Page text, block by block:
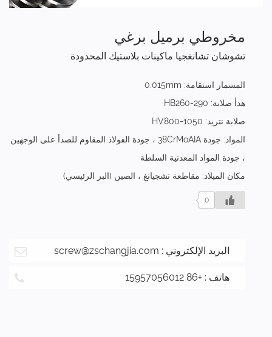
مخروطي برميل برغي
تشوشان تشانغجيا ماكينات بلاستيك المحدودة
المسمار استقامة: 0.015mm
هدأ صلابة: HB260-290
صلابة نتريد: HV800-1050
المواد: جودة 38CrMoAIA ، جودة الفولاذ المقاوم للصدأ على الوجهين
، جودة المواد المعدنية السلطة
مكان الميلاد: مقاطعة تشجيانغ ، الصين (البر الرئيسي)
0
البريد الإلكتروني : screw@zschangjia.com
هاتف : +86 15957056012